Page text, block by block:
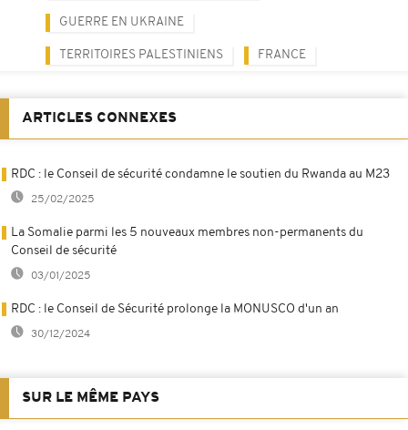
GUERRE EN UKRAINE
TERRITOIRES PALESTINIENS FRANCE
ARTICLES CONNEXES
RDC : le Conseil de sécurité condamne le soutien du Rwanda au M23
25/02/2025
La Somalie parmi les 5 nouveaux membres non-permanents du
Conseil de sécurité
03/01/2025
RDC : le Conseil de Sécurité prolonge la MONUSCO d'un an
30/12/2024
SUR LE MÊME PAYS